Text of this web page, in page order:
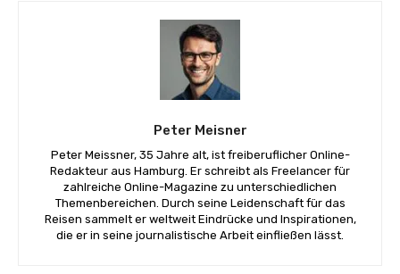
Peter Meisner
Peter Meissner, 35 Jahre alt, ist freiberuflicher Online-
Redakteur aus Hamburg. Er schreibt als Freelancer für
zahlreiche Online-Magazine zu unterschiedlichen
Themenbereichen. Durch seine Leidenschaft für das
Reisen sammelt er weltweit Eindrücke und Inspirationen,
die er in seine journalistische Arbeit einfließen lässt.